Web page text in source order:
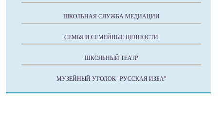
ШКОЛЬНАЯ СЛУЖБА МЕДИАЦИИ
СЕМЬЯ И СЕМЕЙНЫЕ ЦЕННОСТИ
ШКОЛЬНЫЙ ТЕАТР
МУЗЕЙНЫЙ УГОЛОК "РУССКАЯ ИЗБА"